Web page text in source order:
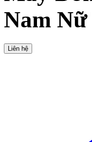
Nam
Liên hệ